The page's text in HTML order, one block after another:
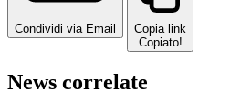
Condividi via Email
Copia link
Copiato!
News correlate